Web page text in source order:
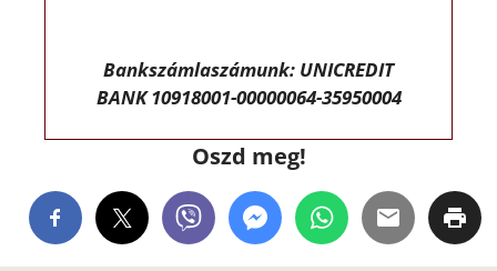
Bankszámlaszámunk: UNICREDIT
BANK 10918001-00000064-35950004
Oszd meg!